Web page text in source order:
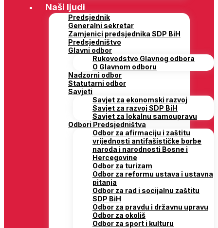
Naši ljudi
Predsjednik
Generalni sekretar
Zamjenici predsjednika SDP BiH
Predsjedništvo
Glavni odbor
Rukovodstvo Glavnog odbora
O Glavnom odboru
Nadzorni odbor
Statutarni odbor
Savjeti
Savjet za ekonomski razvoj
Savjet za razvoj SDP BiH
Savjet za lokalnu samoupravu
Odbori Predsjedništva
Odbor za afirmaciju i zaštitu
vrijednosti antifašističke borbe
naroda i narodnosti Bosne i
Hercegovine
Odbor za turizam
Odbor za reformu ustava i ustavna
pitanja
Odbor za rad i socijalnu zaštitu
SDP BiH
Odbor za pravdu i državnu upravu
Odbor za okoliš
Odbor za sport i kulturu